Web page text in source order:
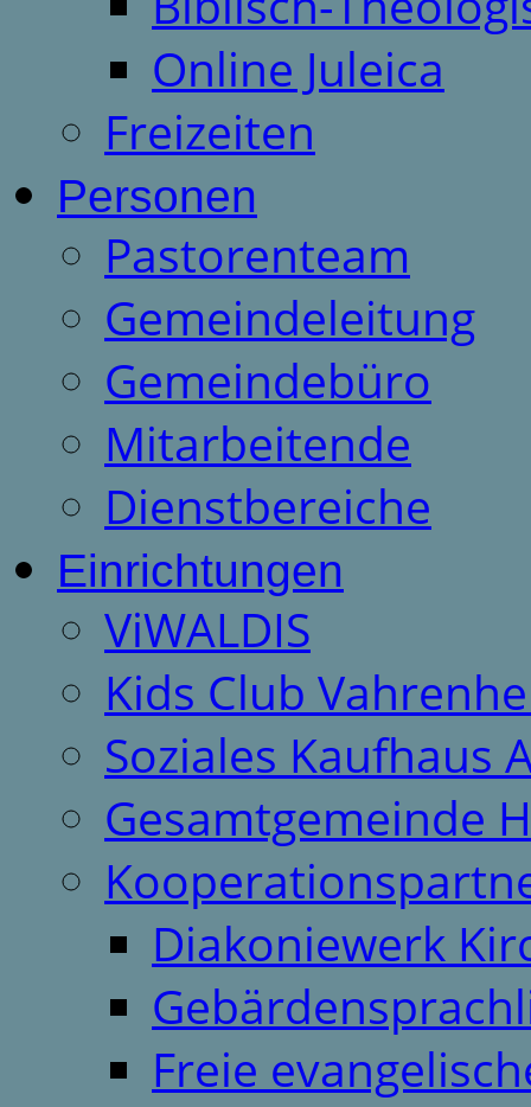
Online Juleica
Freizeiten
Personen
Pastorenteam
Gemeindeleitung
Gemeindebüro
Mitarbeitende
Dienstbereiche
Einrichtungen
ViWALDIS
Kids Club
Soziales Kaufhaus
Gesamtgemeinde
Diakoniewerk
Freie